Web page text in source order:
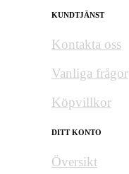
KUNDTJÄNST
Kontakta oss
Vanliga frågor
Köpvillkor
DITT KONTO
Översikt